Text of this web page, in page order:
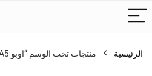
الرئيسية منتجات تحت الوسم “اوبو A5 برو”